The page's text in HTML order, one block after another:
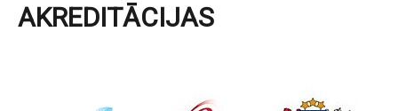
AKREDITĀCIJAS